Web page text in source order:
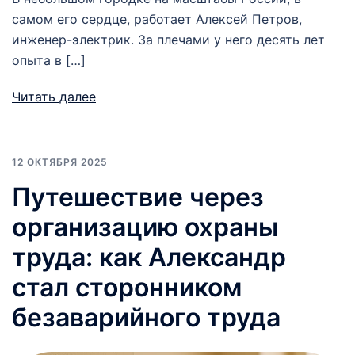
самом его сердце, работает Алексей Петров,
инженер-электрик. За плечами у него десять лет
опыта в […]
Читать далее
12 ОКТЯБРЯ 2025
Путешествие через
организацию охраны
труда: как Александр
стал сторонником
безаварийного труда